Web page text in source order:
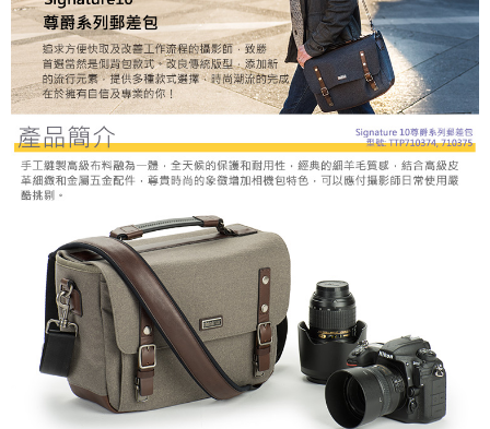
【「AFTEE先享後付」結帳流程】
１．於結帳方式選擇「AFTEE先享後付」後，將跳轉至「AFTEE先享後付」
結帳頁面，進行簡訊認證並確認金額後，即可完成結帳。
２．訂單成立數日內，您將收到繳費通知簡訊。
３．收到繳費通知簡訊後14天內，點擊此簡訊中的連結，可透過四大超商／
ATM／網路銀行／等多元方式進行付款，方視為交易完成。
※ 請注意：結帳手續完成當下不需立刻繳費，但若您需要取消訂單，請聯絡
購買商品的店家。未經商家同意取消之訂單仍視為有效，需透過AFTEE先享
後付繳納相關費用。
※ 交易是否成功請以「AFTEE先享後付 」之結帳頁面顯示為準，若有關於
是否繳費成功／繳費後需取消欲退款等相關疑問，請聯繫「AFTEE先享後付
客戶支援中心」https://netprotections.freshdesk.com/support/home
【注意事項】
１．透過由恩沛科技股份有限公司提供之「AFTEE先享後付」服務完成之交
易，需依本服務之必要範圍內提供個人資料，並將交易相關給付款項請求債
權轉讓予恩沛科技股份有限公司。
２．關於個人資料處理事宜，請瀏覽以下網址：
https://aftee.tw/terms/#terms3
３．未成年的使用者請事先徵得法定代理人或監護人之同意方可使用
「AFTEE先享後付」，若未經同意申辦者引起之損失，本公司不負相關責
每筆NT$75，滿NT$399(含以上)免運費
付款後門市自取
免運費